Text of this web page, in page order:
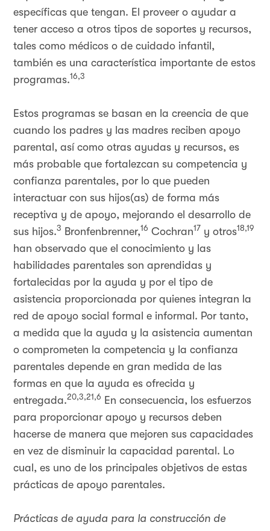
específicas que tengan. El proveer o ayudar a
tener acceso a otros tipos de soportes y recursos,
tales como médicos o de cuidado infantil,
también es una característica importante de estos
programas.16,3
Estos programas se basan en la creencia de que
cuando los padres y las madres reciben apoyo
parental, así como otras ayudas y recursos, es
más probable que fortalezcan su competencia y
confianza parentales, por lo que pueden
interactuar con sus hijos(as) de forma más
receptiva y de apoyo, mejorando el desarrollo de
sus hijos.3 Bronfenbrenner,16 Cochran17 y otros18,19
han observado que el conocimiento y las
habilidades parentales son aprendidas y
fortalecidas por la ayuda y por el tipo de
asistencia proporcionada por quienes integran la
red de apoyo social formal e informal. Por tanto,
a medida que la ayuda y la asistencia aumentan
o comprometen la competencia y la confianza
parentales depende en gran medida de las
formas en que la ayuda es ofrecida y
entregada.20,3,21,6 En consecuencia, los esfuerzos
para proporcionar apoyo y recursos deben
hacerse de manera que mejoren sus capacidades
en vez de disminuir la capacidad parental. Lo
cual, es uno de los principales objetivos de estas
prácticas de apoyo parentales.
Prácticas de ayuda para la construcción de